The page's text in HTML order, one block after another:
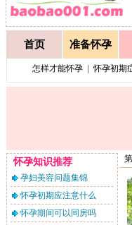
首页 准备怀孕
怎样才能怀孕 |怀孕初期
怀孕知识推荐
孕妇美容问题集锦
怀孕初期应注意什么
怀孕期间可以同房吗